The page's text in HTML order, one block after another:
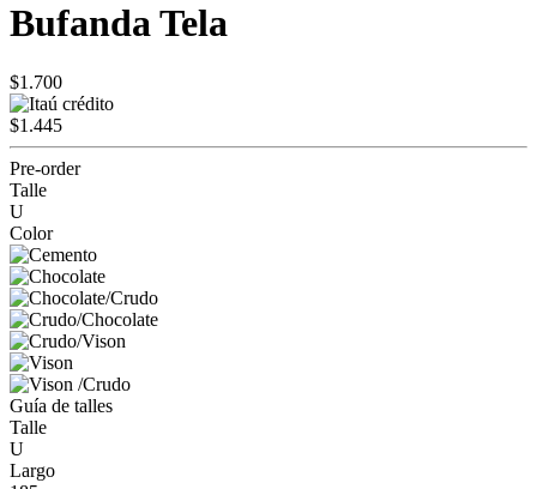
Bufanda Tela
$1.700
$1.445
Pre-order
Talle
U
Color
Guía de talles
Talle
U
Largo